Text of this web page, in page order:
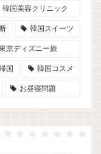
韓国美容クリニック
韓国スイーツ
京ディズニー旅
国 韓国コスメ
お昼寝問題